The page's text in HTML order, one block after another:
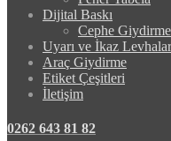
Dijital Baskı
Cephe Giydirme
Uyarı ve İkaz
Araç Giydirme
Etiket Çeşitleri
İletişim
0262 643 81 82